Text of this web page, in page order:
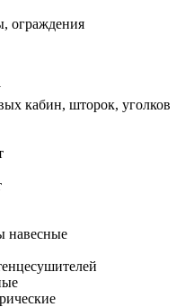
ограждения
кабин, шторок, уголков
навесные